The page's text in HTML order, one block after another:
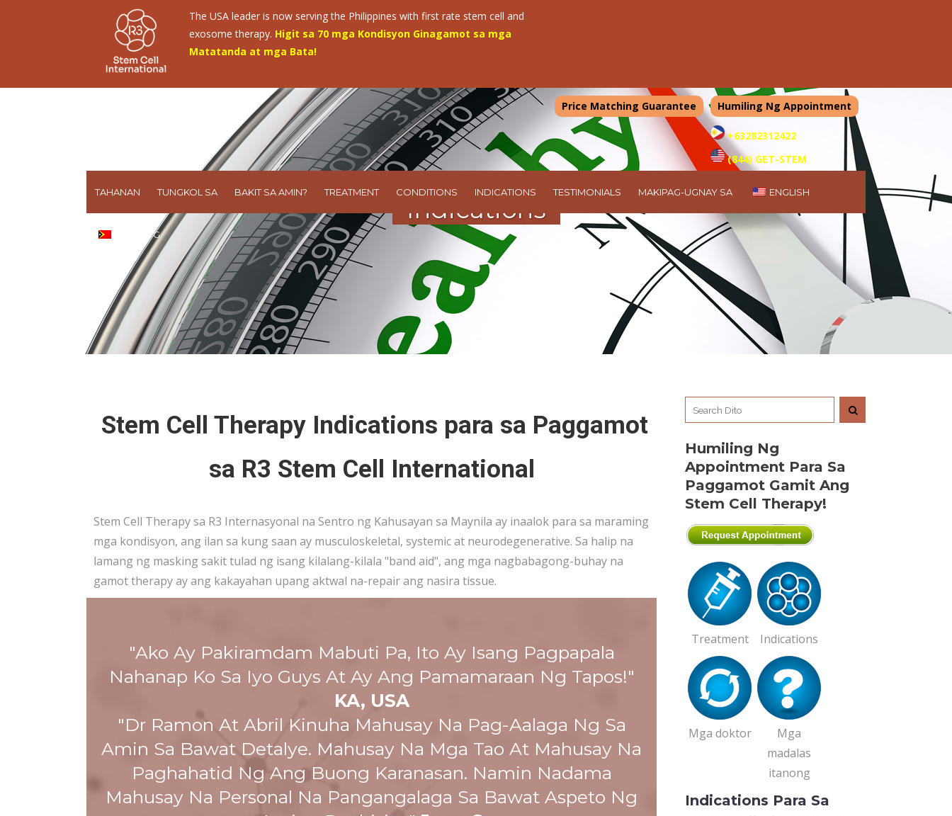
The USA leader is now serving the Philippines with first rate stem cell and
exosome therapy. Higit sa 70 mga Kondisyon Ginagamot sa mga
Matatanda at mga Bata!
Price Matching Guarantee Humiling Ng Appointment
+63282312422
(844) GET-STEM
TAHANAN TUNGKOL SA BAKIT SA AMIN? TREATMENT CONDITIONS INDICATIONS TESTIMONIALS MAKIPAG-UGNAY SA ENGLISH
TAGALOG
Indications
Stem Cell Therapy Indications para sa Paggamot
sa R3 Stem Cell International
Stem Cell Therapy sa R3 Internasyonal na Sentro ng Kahusayan sa Maynila ay inaalok para sa maraming
mga kondisyon, ang ilan sa kung saan ay musculoskeletal, systemic at neurodegenerative. Sa halip na
lamang ng masking sakit tulad ng isang kilalang-kilala "band aid", ang mga nagbabagong-buhay na
gamot therapy ay ang kakayahan upang aktwal na-repair ang nasira tissue.
"Ako Ay Pakiramdam Mabuti Pa, Ito Ay Isang Pagpapala
Nahanap Ko Sa Iyo Guys At Ay Ang Pamamaraan Ng Tapos!"
KA, USA
"Dr Ramon At Abril Kinuha Mahusay Na Pag-Aalaga Ng Sa
Amin Sa Bawat Detalye. Mahusay Na Mga Tao At Mahusay Na
Paghahatid Ng Ang Buong Karanasan. Namin Nadama
Mahusay Na Personal Na Pangangalaga Sa Bawat Aspeto Ng
Humiling Ng
Appointment Para Sa
Paggamot Gamit Ang
Stem Cell Therapy!
Treatment Indications
Mga doktor
Mga
madalas
itanong
Indications Para Sa